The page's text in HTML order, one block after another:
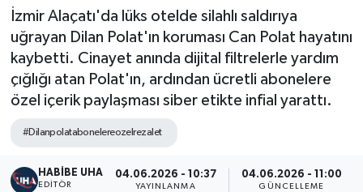
İzmir Alaçatı'da lüks otelde silahlı saldırıya
uğrayan Dilan Polat'ın koruması Can Polat hayatını
kaybetti. Cinayet anında dijital filtrelerle yardım
çığlığı atan Polat'ın, ardından ücretli abonelere
özel içerik paylaşması siber etikte infial yarattı.
#Dilanpolatabonelereozelrezalet
HABİBE UHA
EDITÖR
04.06.2026 - 10:37
YAYINLANMA
04.06.2026 - 11:00
GÜNCELLEME
Spor
Yaşam
Tüm Manşetler
Son Dakika Haberleri
Haber Arşivi